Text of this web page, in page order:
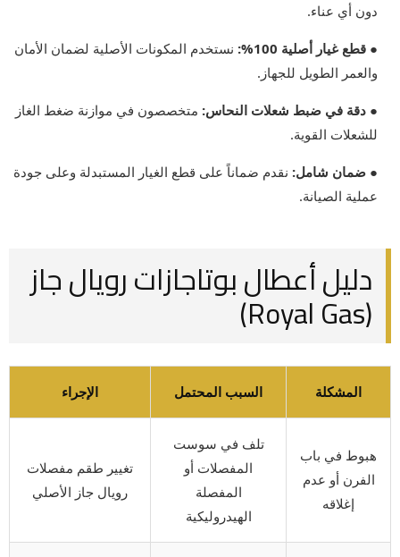
دون أي عناء.
● قطع غيار أصلية 100%:
نستخدم المكونات الأصلية لضمان الأمان
والعمر الطويل للجهاز.
● دقة في ضبط شعلات النحاس: متخصصون في موازنة ضغط الغاز
للشعلات القوية.
● ضمان شامل: نقدم ضماناً على قطع الغيار المستبدلة وعلى جودة
عملية الصيانة.
دليل أعطال بوتاجازات رويال جاز
(Royal Gas)
المشكلة السبب المحتمل الإجراء
هبوط في باب
الفرن أو عدم
إغلاقه
تلف في سوست
المفصلات أو
المفصلة
الهيدروليكية
تغيير طقم مفصلات
رويال جاز الأصلي